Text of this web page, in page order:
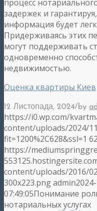
процесс
задержек и
информация будет
Придерживаясь этих
могут поддерживать
одновременно
недвижимостью.
Оценка квартиры Киев
12 Листопада, 2024/by
https://i0.wp.com/
content/uploads/2024/11/
fit=1200%2C628&ssl=1
https://
content/uploads/2016/
300x223.pngadmin
07:49:05Понимание
нотариальных услугах